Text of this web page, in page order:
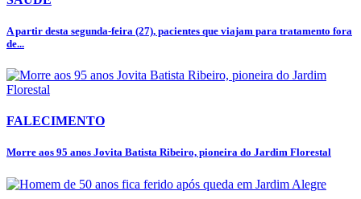
A partir desta segunda-feira (27), pacientes que viajam para tratamento fora
de...
FALECIMENTO
Morre aos 95 anos Jovita Batista Ribeiro, pioneira do Jardim Florestal